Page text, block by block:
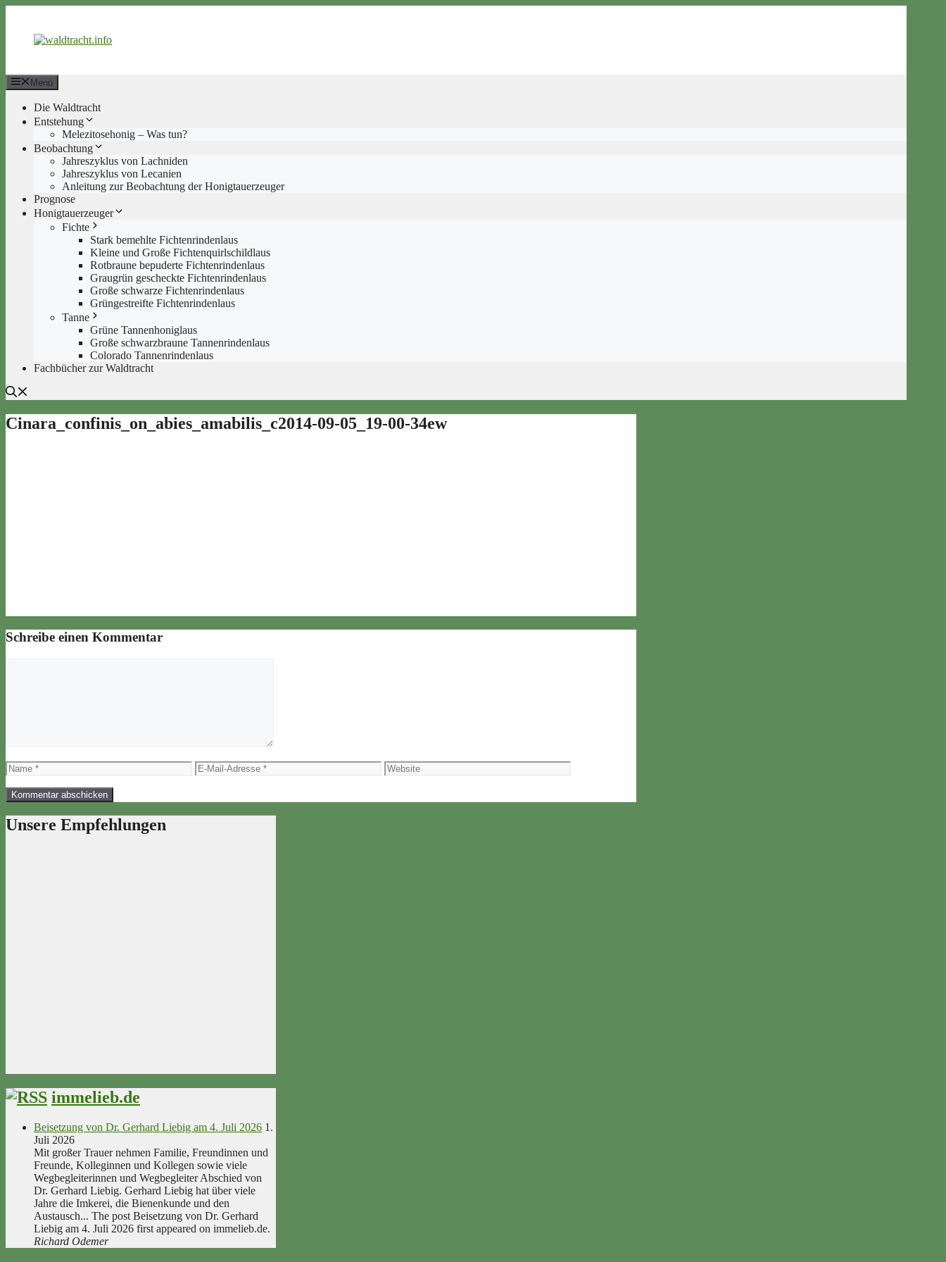
springen
Menü
Die Waldtracht
Entstehung
Melezitosehonig – Was tun?
Beobachtung
Jahreszyklus von Lachniden
Jahreszyklus von Lecanien
Anleitung zur Beobachtung der Honigtauerzeuger
Prognose
Honigtauerzeuger
Fichte
Stark bemehlte Fichtenrindenlaus
Kleine und Große Fichtenquirlschildlaus
Rotbraune bepuderte Fichtenrindenlaus
Graugrün gescheckte Fichtenrindenlaus
Große schwarze Fichtenrindenlaus
Grüngestreifte Fichtenrindenlaus
Tanne
Grüne Tannenhoniglaus
Große schwarzbraune Tannenrindenlaus
Colorado Tannenrindenlaus
Fachbücher zur Waldtracht
Cinara_confinis_on_abies_amabilis_c2014-09-05_19-00-34ew
Schreibe einen Kommentar
Name
E-
Mail-
Website
Unsere Empfehlungen
immelieb.de
Beisetzung von Dr. Gerhard Liebig am 4. Juli 2026 1.
Juli 2026
Mit großer Trauer nehmen Familie, Freundinnen und
Freunde, Kolleginnen und Kollegen sowie viele
Wegbegleiterinnen und Wegbegleiter Abschied von
Dr. Gerhard Liebig. Gerhard Liebig hat über viele
Jahre die Imkerei, die Bienenkunde und den
Austausch... The post Beisetzung von Dr. Gerhard
Liebig am 4. Juli 2026 first appeared on immelieb.de.
Richard Odemer